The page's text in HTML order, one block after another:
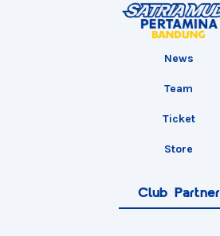
News
Team
Ticket
Store
Club Partner